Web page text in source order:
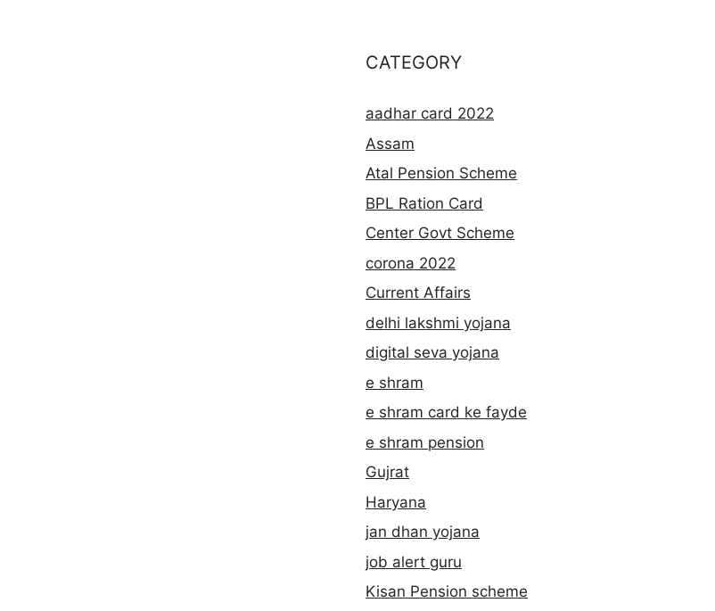
CATEGORY
aadhar card 2022
Assam
Atal Pension Scheme
BPL Ration Card
Center Govt Scheme
corona 2022
Current Affairs
delhi lakshmi yojana
digital seva yojana
e shram
e shram card ke fayde
e shram pension
Gujrat
Haryana
jan dhan yojana
job alert guru
Kisan Pension scheme